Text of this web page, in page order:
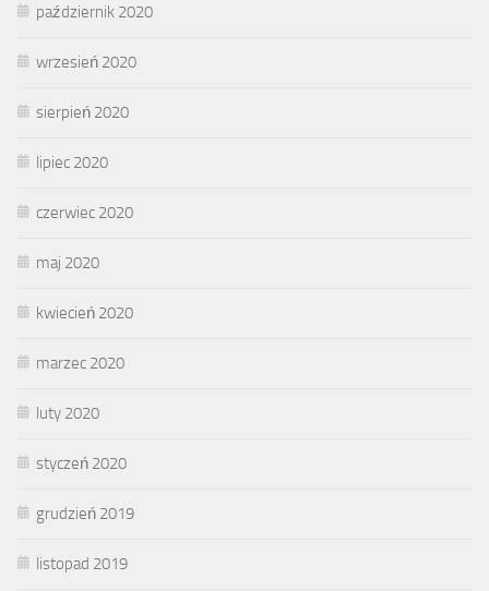
październik 2020
wrzesień 2020
sierpień 2020
lipiec 2020
czerwiec 2020
maj 2020
kwiecień 2020
marzec 2020
luty 2020
styczeń 2020
grudzień 2019
listopad 2019